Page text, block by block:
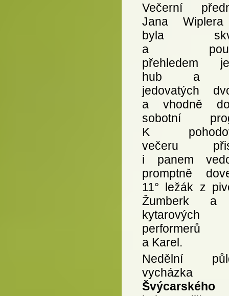
Večerní
Jana
byla
a
přehledem
hub a
jedovatých
a vhodně
sobotní
K
večeru
i panem
promptně
11° ležák z
Žumberk a
kytarových
performerů
a Karel.
Nedělní